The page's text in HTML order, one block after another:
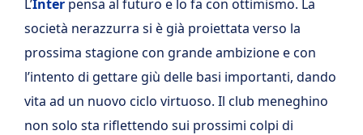
L’Inter pensa al futuro e lo fa con ottimismo. La
società nerazzurra si è già proiettata verso la
prossima stagione con grande ambizione e con
l’intento di gettare giù delle basi importanti, dando
vita ad un nuovo ciclo virtuoso. Il club meneghino
non solo sta riflettendo sui prossimi colpi di